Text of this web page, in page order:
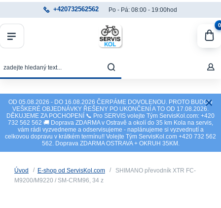
OD 05.08.2026 - DO 16.08.2026 ČERPÁME DOVOLENOU. PROTO BUDOU
VEŠKERÉ OBJEDNÁVKY ŘEŠENY PO UKONČENÍ A TO OD 17.08.2026.
DĚKUJEME ZA POCHOPENÍ 📞 Pro SERVIS volejte Tým ServisKol.com: +420
732 562 562 🚚 Doprava ZDARMA v Ostravě a okolí do 35 km Kola na servis,
vám rádi vyzvedneme a odservisujeme - naplánujeme si vyzvednutí a
celkovou dopravu v krátkém termínu!! Volejte Tým ServisKol.com +420 732 562
562. Doprava ZDARMA OSTRAVA + OKRUH 35KM.
+420732562562 Po - Pá: 08:00 - 19:00hod
0
Úvod E-shop od ServisKol.com
SHIMANO převodník XTR FC-
M9200/M9220 / SM-CRM96, 34 z